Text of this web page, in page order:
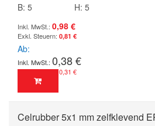
B: 5
H: 5
0,98 €
0,81 €
Ab
0,38 €
0,31 €
Celrubber 5x1 mm zelfklevend